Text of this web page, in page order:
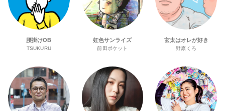
腰掛けOB
TSUKURU
虹色サンライズ
前田ポケット
玄太はオレが好き
野原くろ